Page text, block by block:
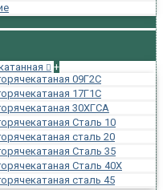
+
09Г2С
17Г1С
30ХГСА
Сталь 10
сталь 20
Сталь 35
Сталь 40Х
сталь 45